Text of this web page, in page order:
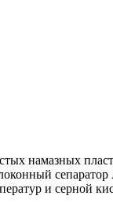
намазных
сепаратор
и серной